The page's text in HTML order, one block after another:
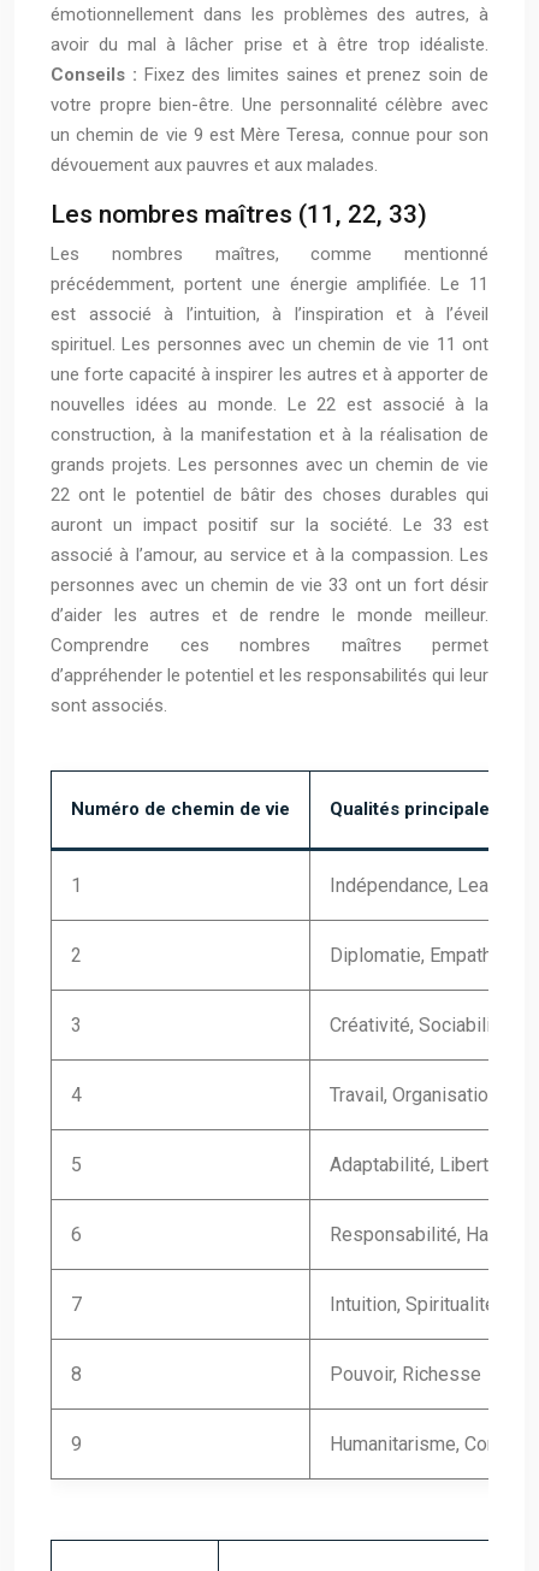
émotionnellement dans les problèmes des autres, à
avoir du mal à lâcher prise et à être trop idéaliste.
Conseils : Fixez des limites saines et prenez soin de
votre propre bien-être. Une personnalité célèbre avec
un chemin de vie 9 est Mère Teresa, connue pour son
dévouement aux pauvres et aux malades.
Les nombres maîtres (11, 22, 33)
Les nombres maîtres, comme mentionné
précédemment, portent une énergie amplifiée. Le 11
est associé à l’intuition, à l’inspiration et à l’éveil
spirituel. Les personnes avec un chemin de vie 11 ont
une forte capacité à inspirer les autres et à apporter de
nouvelles idées au monde. Le 22 est associé à la
construction, à la manifestation et à la réalisation de
grands projets. Les personnes avec un chemin de vie
22 ont le potentiel de bâtir des choses durables qui
auront un impact positif sur la société. Le 33 est
associé à l’amour, au service et à la compassion. Les
personnes avec un chemin de vie 33 ont un fort désir
d’aider les autres et de rendre le monde meilleur.
Comprendre ces nombres maîtres permet
d’appréhender le potentiel et les responsabilités qui leur
sont associés.
Numéro de chemin de vie Qualités principales
1 Indépendance,
2 Diplomatie, Empathie
3 Créativité, Sociabilité
4 Travail, Organisation
5 Adaptabilité, Liberté
6 Responsabilité,
7 Intuition, Spiritualité
8 Pouvoir, Richesse
9 Humanitarisme,